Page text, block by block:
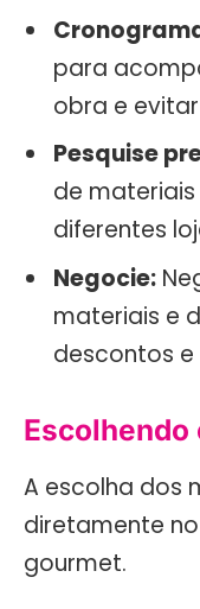
para
obra e
Pesquise
de
diferentes
Negocie:
materiais e
descontos
A escolha dos
diretamente
gourmet.